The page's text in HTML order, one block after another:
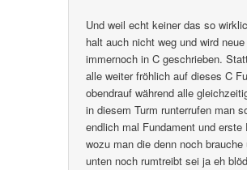
Und weil echt keiner das so
halt auch nicht weg und wird
immernoch in C geschrieben.
alle weiter fröhlich auf dieses C
obendrauf während alle
in diesem Turm runterrufen man
endlich mal Fundament und erste
wozu man die denn noch
unten noch rumtreibt sei ja eh